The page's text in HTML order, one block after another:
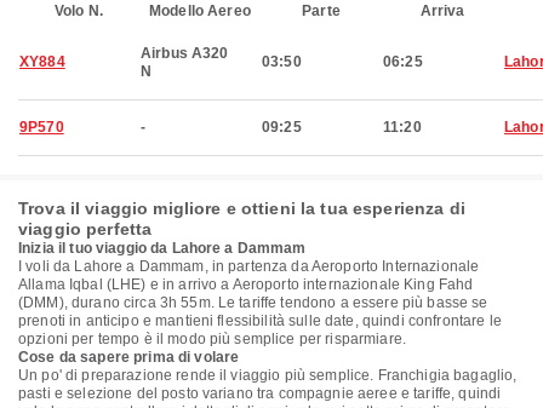
Volo N. Modello Aereo Parte Arriva
XY884
Airbus A320
N
03:50 06:25
9P570 - 09:25 11:20
Trova il viaggio migliore e ottieni la tua esperienza di
viaggio perfetta
Inizia il tuo viaggio da Lahore a Dammam
I voli da Lahore a Dammam, in partenza da Aeroporto Internazionale
Allama Iqbal (LHE) e in arrivo a Aeroporto internazionale King Fahd
(DMM), durano circa 3h 55m. Le tariffe tendono a essere più basse se
prenoti in anticipo e mantieni flessibilità sulle date, quindi confrontare le
opzioni per tempo è il modo più semplice per risparmiare.
Cose da sapere prima di volare
Un po' di preparazione rende il viaggio più semplice. Franchigia bagaglio,
pasti e selezione del posto variano tra compagnie aeree e tariffe, quindi